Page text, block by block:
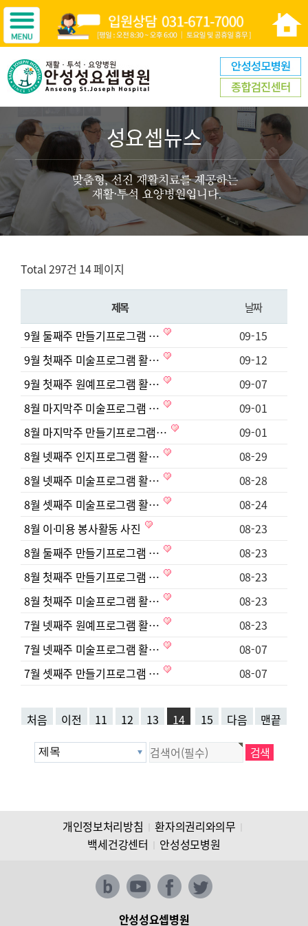
성요셉뉴스
Total 297건 14 페이지
제목 날짜
9월 둘째주 만들기프로그램 …
09-15
9월 첫째주 미술프로그램 활…
09-12
9월 첫째주 원예프로그램 활…
09-07
8월 마지막주 미술프로그램 …
09-01
8월 마지막주 만들기프로그램…
09-01
8월 넷째주 인지프로그램 활…
08-29
8월 넷째주 미술프로그램 활…
08-28
8월 셋째주 미술프로그램 활…
08-24
8월 이·미용 봉사활동 사진
08-23
8월 둘째주 만들기프로그램 …
08-23
8월 첫째주 만들기프로그램 …
08-23
8월 첫째주 미술프로그램 활…
08-23
7월 넷째주 원예프로그램 활…
08-23
7월 넷째주 미술프로그램 활…
08-07
7월 셋째주 만들기프로그램 …
08-07
처음 이전 11 12 13 14 15 다음 맨끝
개인정보처리방침 │환자의권리와의무
백세건강센터 안성성모병원
안성성요셉병원